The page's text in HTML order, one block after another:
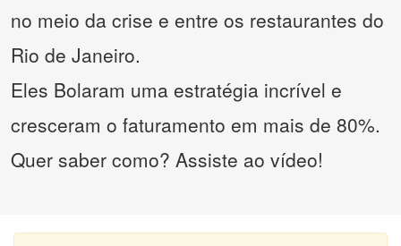
no meio da crise e entre os restaurantes do
Rio de Janeiro.
Eles Bolaram uma estratégia incrível e
cresceram o faturamento em mais de 80%.
Quer saber como? Assiste ao vídeo!